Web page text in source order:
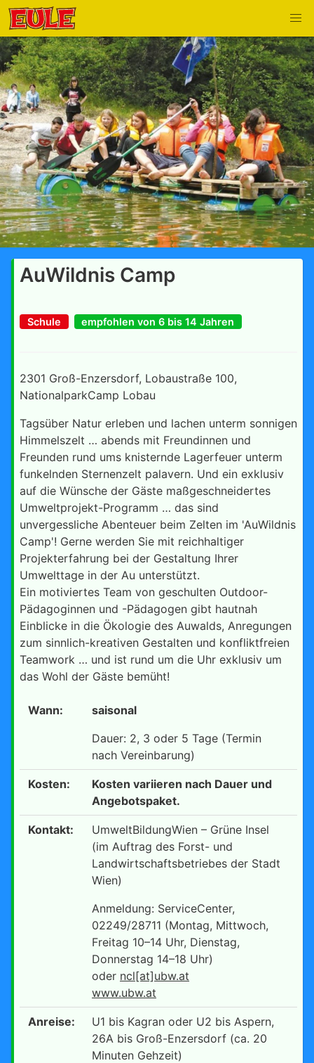
AuWildnis Camp
Schule empfohlen von 6 bis 14 Jahren
2301 Groß-Enzersdorf, Lobaustraße 100,
NationalparkCamp Lobau
Tagsüber Natur erleben und lachen unterm sonnigen
Himmelszelt … abends mit Freundinnen und
Freunden rund ums knisternde Lagerfeuer unterm
funkelnden Sternenzelt palavern. Und ein exklusiv
auf die Wünsche der Gäste maßgeschneidertes
Umweltprojekt-Programm … das sind
unvergessliche Abenteuer beim Zelten im 'AuWildnis
Camp'! Gerne werden Sie mit reichhaltiger
Projekterfahrung bei der Gestaltung Ihrer
Umwelttage in der Au unterstützt.
Ein motiviertes Team von geschulten Outdoor-
Pädagoginnen und -Pädagogen gibt hautnah
Einblicke in die Ökologie des Auwalds, Anregungen
zum sinnlich-kreativen Gestalten und konfliktfreien
Teamwork … und ist rund um die Uhr exklusiv um
das Wohl der Gäste bemüht!
Wann:
saisonal
Dauer: 2, 3 oder 5 Tage (Termin
nach Vereinbarung)
Kosten:
Kosten variieren nach Dauer und
Angebotspaket.
Kontakt:
UmweltBildungWien – Grüne Insel
(im Auftrag des Forst- und
Landwirtschaftsbetriebes der Stadt
Wien)
Anmeldung: ServiceCenter,
02249/28711 (Montag, Mittwoch,
Freitag 10–14 Uhr, Dienstag,
Donnerstag 14–18 Uhr)
oder ncl[at]ubw.at
www.ubw.at
Anreise:
U1 bis Kagran oder U2 bis Aspern,
26A bis Groß-Enzersdorf (ca. 20
Minuten Gehzeit)